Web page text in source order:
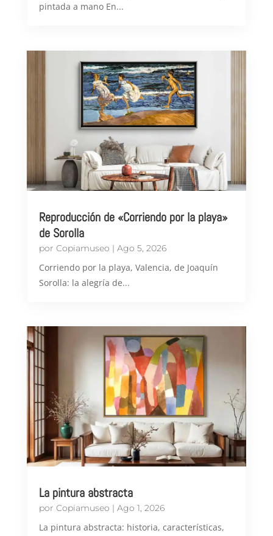
pintada a mano En...
Reproducción de «Corriendo por la playa»
de Sorolla
por Copiamuseo | Ago 5, 2026
Corriendo por la playa, Valencia, de Joaquín
Sorolla: la alegría de...
La pintura abstracta
por Copiamuseo | Ago 1, 2026
​La pintura abstracta: historia, características,